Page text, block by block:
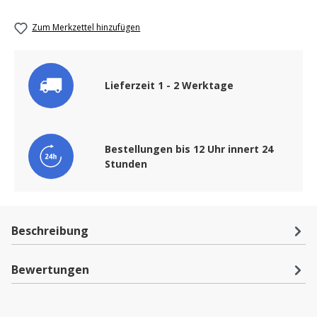
Zum Merkzettel hinzufügen
Lieferzeit 1 - 2 Werktage
Bestellungen bis 12 Uhr innert 24
Stunden
Beschreibung
Bewertungen